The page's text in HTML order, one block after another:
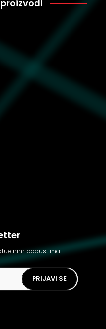
popustima
PRIJAVI SE